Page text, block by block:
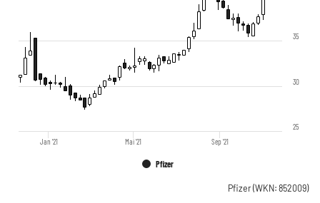
Pfizer
Jan '21 Mai '21 Sep '21
25
30
35
Pfizer(WKN: 852009)